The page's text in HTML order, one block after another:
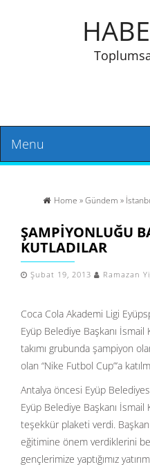
Menu
Home »Gündem »
ŞAMPIYONLUĞU
KUTLADILAR
Şubat 19, 2013 Ramazan
Coca Cola Akademi Ligi
Eyüp Belediye Başkanı
takımı grubunda şampiyon
olan “Nike Futbol Cup”’a
Antalya öncesi Eyüp
Eyüp Belediye Başkanı İsmail
teşekkür plaketi verdi.
eğitimine önem verdiklerini
gençlerimize yaptığımız